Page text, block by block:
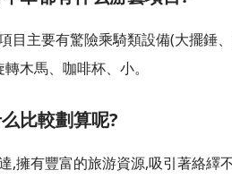
目主要有驚險乘騎類設備(大擺
木馬、咖啡杯、小。
比較劃算呢?
,擁有豐富的旅游資源,吸引著絡繹